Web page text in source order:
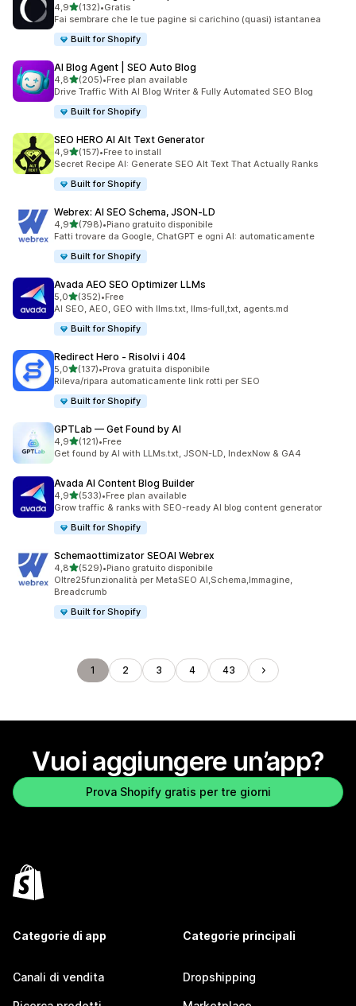
4,9stelle su 5
(132)
132 recensioni totali
•Gratis
Fai sembrare che le tue pagine si carichino (quasi) istantanea
Built for Shopify
AI Blog Agent | SEO Auto Blog
4,8stelle su 5
(205)
205 recensioni totali
•Free plan available
Drive Traffic With AI Blog Writer & Fully Automated SEO Blog
Built for Shopify
SEO HERO AI Alt Text Generator
4,9stelle su 5
(157)
157 recensioni totali
•Free to install
Secret Recipe AI: Generate SEO Alt Text That Actually Ranks
Built for Shopify
Webrex: AI SEO Schema, JSON‑LD
4,9stelle su 5
(798)
798 recensioni totali
•Piano gratuito disponibile
Fatti trovare da Google, ChatGPT e ogni AI: automaticamente
Built for Shopify
Avada AEO SEO Optimizer LLMs
5,0stelle su 5
(352)
352 recensioni totali
•Free
AI SEO, AEO, GEO with llms.txt, llms-full,txt, agents.md
Built for Shopify
Redirect Hero ‑ Risolvi i 404
5,0stelle su 5
(137)
137 recensioni totali
•Prova gratuita disponibile
Rileva/ripara automaticamente link rotti per SEO
Built for Shopify
GPTLab — Get Found by AI
4,9stelle su 5
(121)
121 recensioni totali
•Free
Get found by AI with LLMs.txt, JSON-LD, IndexNow & GA4
Avada AI Content Blog Builder
4,9stelle su 5
(533)
533 recensioni totali
•Free plan available
Grow traffic & ranks with SEO-ready AI blog content generator
Built for Shopify
Schemaottimizator SEOAI Webrex
4,8stelle su 5
(529)
529 recensioni totali
•Piano gratuito disponibile
Oltre25funzionalità per MetaSEO AI,Schema,Immagine,
Breadcrumb
Built for Shopify
1 2 3 4 43
Vuoi aggiungere un’app?
Prova Shopify gratis per tre giorni
Categorie di app
Canali di vendita
Categorie principali
Dropshipping